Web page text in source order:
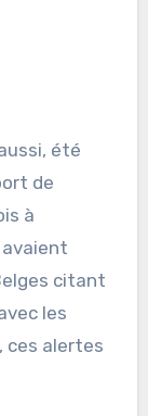
été
de
à
avaient
citant
les
ces alertes